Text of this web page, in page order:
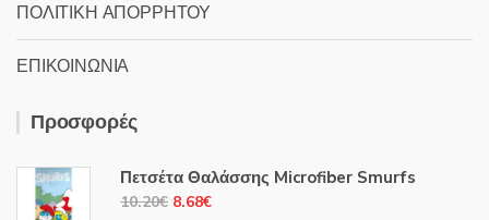
ΠΟΛΙΤΙΚΗ ΑΠΟΡΡΗΤΟΥ
ΕΠΙΚΟΙΝΩΝΙΑ
Προσφορές
Πετσέτα Θαλάσσης Microfiber Smurfs
10.20€ Original
8.68€Η